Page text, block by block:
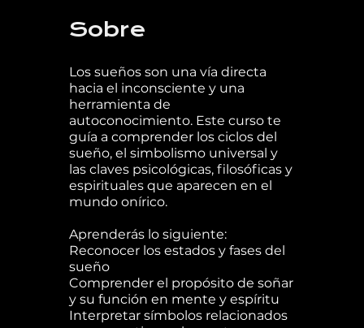
Sobre
Los sueños son una vía directa
hacia el inconsciente y una
herramienta de
autoconocimiento. Este curso te
guía a comprender los ciclos del
sueño, el simbolismo universal y
las claves psicológicas, filosóficas y
espirituales que aparecen en el
mundo onírico.
Aprenderás lo siguiente:
Reconocer los estados y fases del
sueño
Comprender el propósito de soñar
y su función en mente y espíritu
Interpretar símbolos relacionados